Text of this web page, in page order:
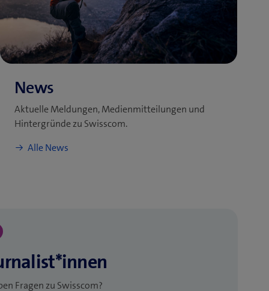
Aktuelle Meldungen, Medienmitteilungen und
Hintergründe zu Swisscom.​
Fragen zu Swisscom?